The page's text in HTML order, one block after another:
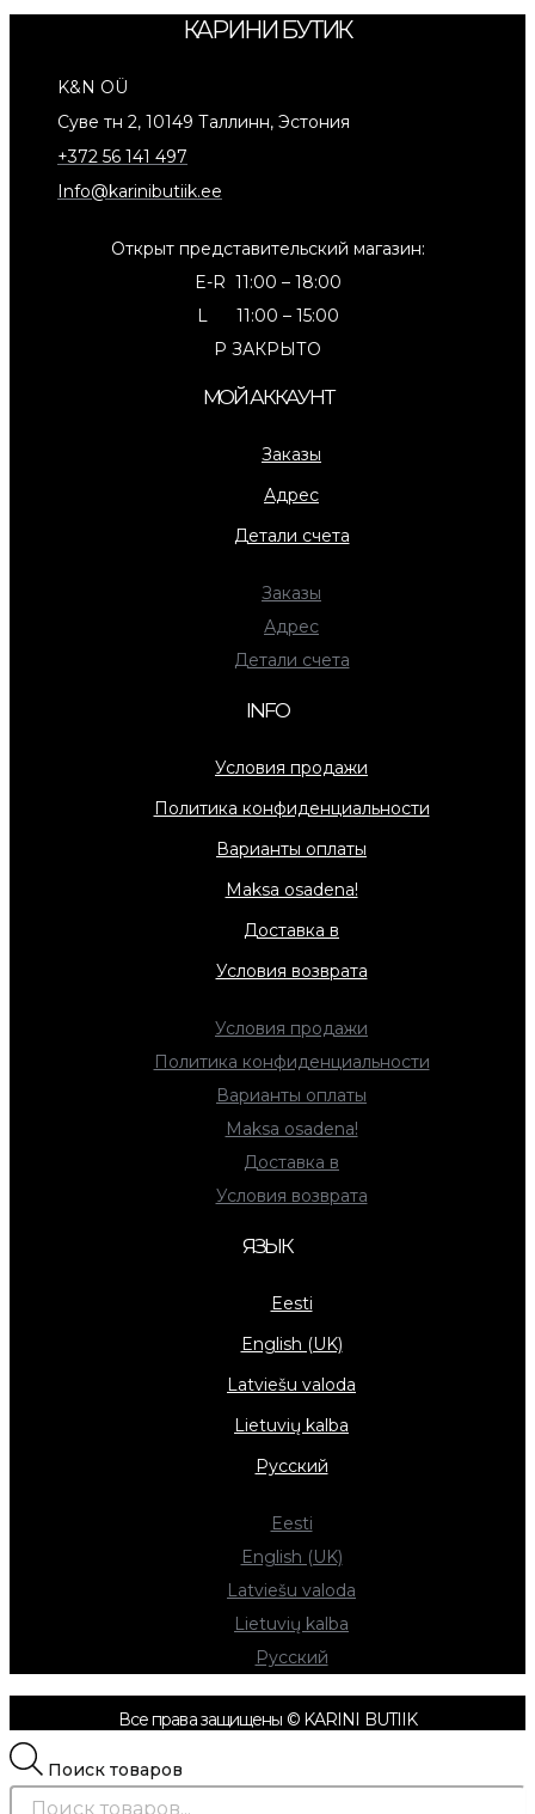
КАРИНИ БУТИК
K&N OÜ
Суве тн 2, 10149 Таллинн, Эстония
+372 56 141 497
Info@karinibutiik.ee
Открыт представительский магазин:
E-R 11:00 – 18:00
L 11:00 – 15:00
P ЗАКРЫТО
МОЙ АККАУНТ
Заказы
Адрес
Детали счета
Заказы
Адрес
Детали счета
INFO
Условия продажи
Политика конфиденциальности
Варианты оплаты
Maksa osadena!
Доставка в
Условия возврата
Условия продажи
Политика конфиденциальности
Варианты оплаты
Maksa osadena!
Доставка в
Условия возврата
ЯЗЫК
Eesti
English (UK)
Latviešu valoda
Lietuvių kalba
Русский
Eesti
English (UK)
Latviešu valoda
Lietuvių kalba
Русский
Все права защищены © KARINI BUTIIK
Поиск товаров